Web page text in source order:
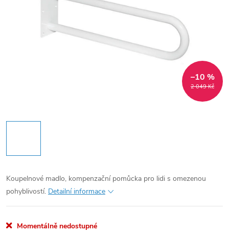
2 049 Kč
–10 %
Koupelnové madlo, kompenzační pomůcka pro lidi s omezenou
pohyblivostí. Detailní informace
Momentálně nedostupné